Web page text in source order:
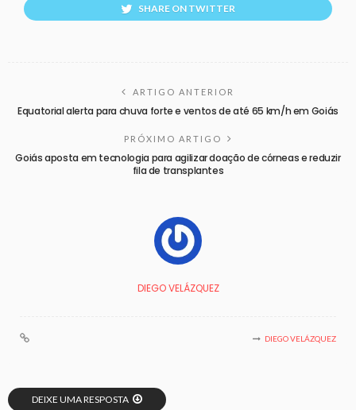
SHARE ON TWITTER
ARTIGO ANTERIOR
Equatorial alerta para chuva forte e ventos de até 65 km/h em Goiás
PRÓXIMO ARTIGO
Goiás aposta em tecnologia para agilizar doação de córneas e reduzir
fila de transplantes
DIEGO VELÁZQUEZ
DIEGO VELÁZQUEZ
DEIXE UMA RESPOSTA